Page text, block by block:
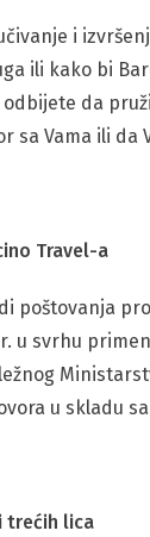
i
ili kako bi
da
sa Vama ili da
Travel-a
poštovanja
u svrhu
u skladu
trećih lica